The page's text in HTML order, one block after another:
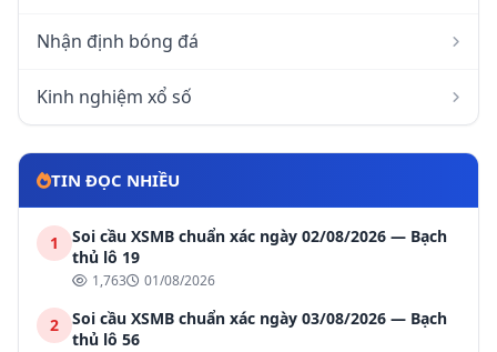
Nhận định bóng đá
Kinh nghiệm xổ số
TIN ĐỌC NHIỀU
1
Soi cầu XSMB chuẩn xác ngày 02/08/2026 — Bạch
thủ lô 19
1,763 01/08/2026
2
Soi cầu XSMB chuẩn xác ngày 03/08/2026 — Bạch
thủ lô 56